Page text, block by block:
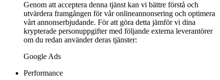
Genom att acceptera denna tjänst kan vi bättre förstå och
utvärdera framgången för vår onlineannonsering och optimera
vårt annonserbjudande. För att göra detta jämför vi dina
krypterade personuppgifter med följande externa leverantörer
om du redan använder deras tjänster:
Google Ads
Performance